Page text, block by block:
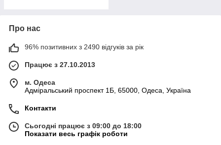
Про нас
96% позитивних з 2490 відгуків за рік
Працює з 27.10.2013
м. Одеса
Адміральський проспект 1Б, 65000, Одеса, Україна
Контакти
Сьогодні працює з 09:00 до 18:00
Показати весь графік роботи